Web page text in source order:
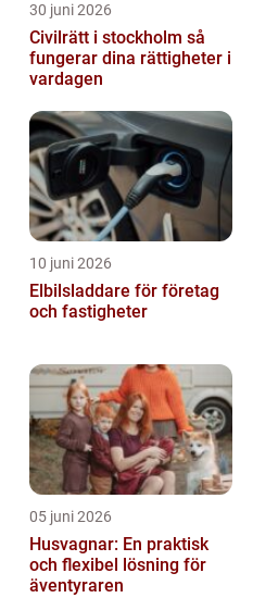
30 juni 2026
Civilrätt i stockholm så
fungerar dina rättigheter i
vardagen
10 juni 2026
Elbilsladdare för företag
och fastigheter
05 juni 2026
Husvagnar: En praktisk
och flexibel lösning för
äventyraren